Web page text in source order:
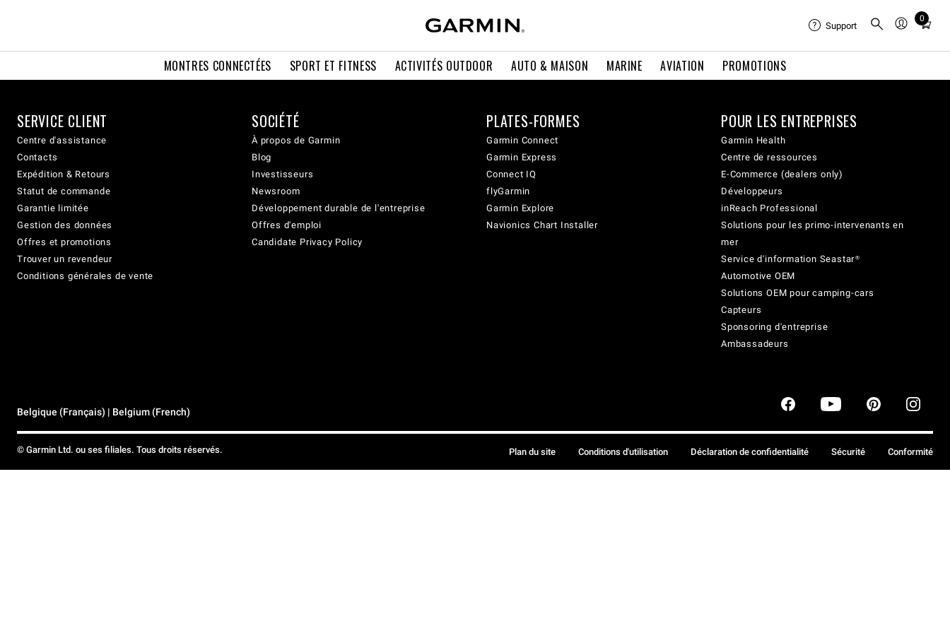
MONTRES CONNECTÉES SPORT ET FITNESS ACTIVITÉS OUTDOOR AUTO & MAISON MARINE AVIATION PROMOTIONS
Support
0
Total
cart:
SERVICE CLIENT
Centre d'assistance
Contacts
Expédition & Retours
Statut de commande
Garantie limitée
Gestion des données
Offres et promotions
Trouver un revendeur
Conditions générales de vente
SOCIÉTÉ
À propos de Garmin
Blog
Investisseurs
Newsroom
Développement durable de l'entreprise
Offres d'emploi
Candidate Privacy Policy
PLATES-FORMES
Garmin Connect
Garmin Express
Connect IQ
flyGarmin
Garmin Explore
Navionics Chart Installer
POUR LES ENTREPRISES
Garmin Health
Centre de ressources
E-Commerce (dealers only)
Développeurs
inReach Professional
Solutions pour les primo-intervenants en
mer
Service d'information Seastar®
Automotive OEM
Solutions OEM pour camping-cars
Capteurs
Sponsoring d'entreprise
Ambassadeurs
Belgique (Français) | Belgium (French)
© Garmin Ltd. ou ses filiales. Tous droits réservés. Plan du site Conditions d'utilisation Déclaration de confidentialité Sécurité Conformité